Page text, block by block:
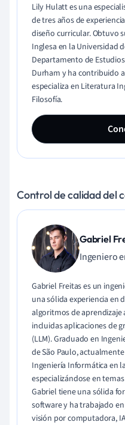
Lily Hulatt es una
de tres años de
diseño curricular. Obtuvo
Inglesa en la Universidad
Departamento de
Durham y ha contribuido
especializa en Literatura
Filosofía.
Control de calidad del
Gabriel
Ingeniero
Gabriel Freitas es un
una sólida experiencia en
algoritmos de aprendizaje
incluidas aplicaciones de
(LLM). Graduado en
de São Paulo,
Ingeniería Informática en
especializándose en
Gabriel tiene una sólida
software y ha trabajado
visión por computadora,